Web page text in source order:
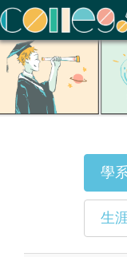
ColleGo! 大學選才與
學
生